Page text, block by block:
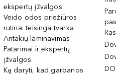
ekspertų įžvalgos
Veido odos priežiūros
rutina: teisinga tvarka
Antakių laminavimas –
Patarimai ir ekspertų
įžvalgos
Ką daryti, kad garbanos